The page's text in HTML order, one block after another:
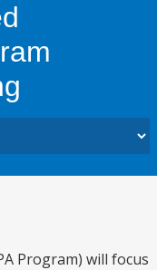
Program) will focus